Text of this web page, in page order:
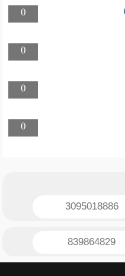
0
0
0
0
3095018886
839864829